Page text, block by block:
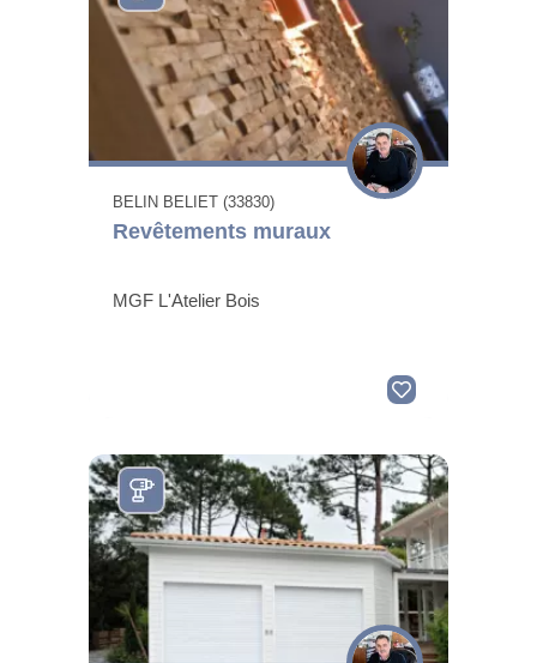
BELIN BELIET (33830)
Revêtements muraux
MGF L'Atelier Bois